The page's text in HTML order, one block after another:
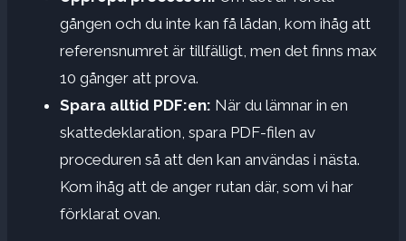
gången och du inte kan få lådan, kom ihåg att
referensnumret är tillfälligt, men det finns max
10 gånger att prova.
Spara alltid PDF:en: När du lämnar in en
skattedeklaration, spara PDF-filen av
proceduren så att den kan användas i nästa.
Kom ihåg att de anger rutan där, som vi har
förklarat ovan.